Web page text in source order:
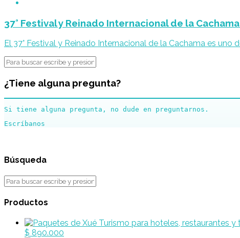
37° Festival y Reinado Internacional de la
El 37° Festival y Reinado Internacional de la Cachama es
¿Tiene alguna pregunta?
Si tiene alguna pregunta, no dude en preguntarnos.
Búsqueda
Productos
$ 890.000